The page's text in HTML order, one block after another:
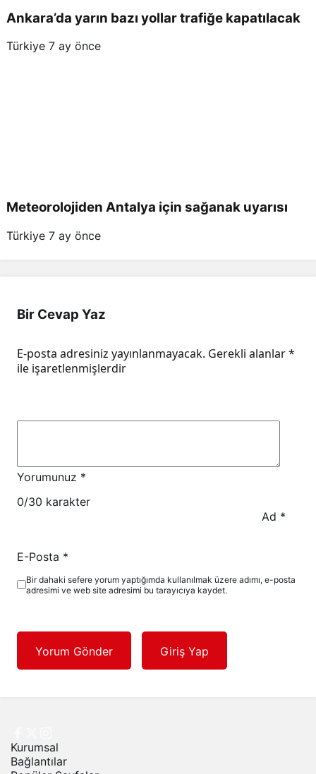
Ankara’da yarın bazı yollar trafiğe kapatılacak
Türkiye 7 ay önce
Meteorolojiden Antalya için sağanak uyarısı
Türkiye 7 ay önce
Bir Cevap Yaz
E-posta adresiniz yayınlanmayacak. Gerekli alanlar*
ile işaretlenmişlerdir
Yorumunuz *
0/30 karakter
Ad *
E-Posta *
Bir dahaki sefere yorum yaptığımda kullanılmak üzere adımı, e-posta
adresimi ve web site adresimi bu tarayıcıya kaydet.
Yorum Gönder Giriş Yap
Kurumsal
Bağlantılar